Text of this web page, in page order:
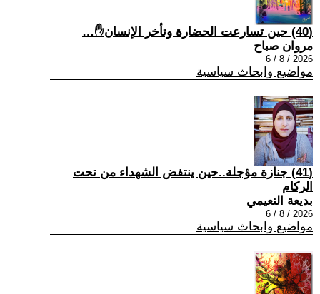
(40) حين تسارعت الحضارة وتأخر الإنسان✋…
مروان صباح
2026 / 8 / 6
مواضيع وابحاث سياسية
(41) جنازة مؤجلة..حين ينتفض الشهداء من تحت
الركام
بديعة النعيمي
2026 / 8 / 6
مواضيع وابحاث سياسية